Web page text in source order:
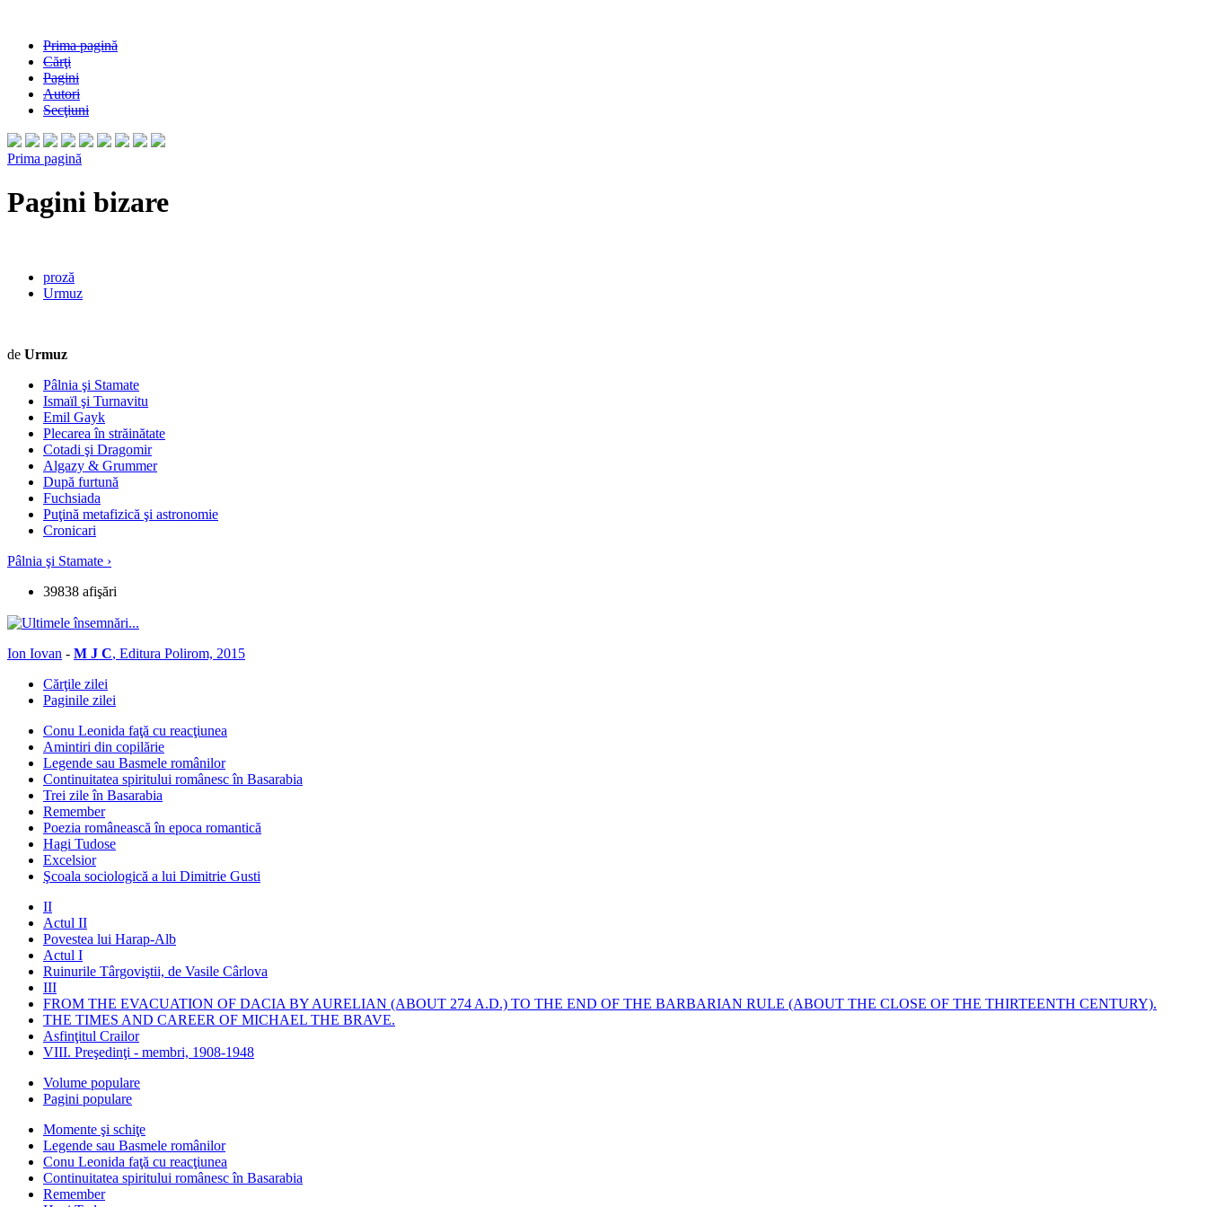
Prima pagină
Cărţi
Pagini
Autori
Secţiuni
Prima pagină
Pagini bizare
proză
Urmuz
de Urmuz
Pâlnia şi Stamate
Ismaïl şi Turnavitu
Emil Gayk
Plecarea în străinătate
Cotadi şi Dragomir
Algazy & Grummer
După furtună
Fuchsiada
Puţină metafizică şi astronomie
Cronicari
Pâlnia şi Stamate ›
39838 afişări
Ion Iovan - M J C, Editura Polirom, 2015
Cărţile zilei
Paginile zilei
Conu Leonida faţă cu reacţiunea
Amintiri din copilărie
Legende sau Basmele românilor
Continuitatea spiritului românesc în Basarabia
Trei zile în Basarabia
Remember
Poezia românească în epoca romantică
Hagi Tudose
Excelsior
Şcoala sociologică a lui Dimitrie Gusti
II
Actul II
Povestea lui Harap-Alb
Actul I
Ruinurile Târgoviştii, de Vasile Cârlova
III
FROM THE EVACUATION OF DACIA BY AURELIAN (ABOUT 274 A.D.) TO THE END OF THE BARBARIAN RULE (ABOUT THE CLOSE OF THE THIRTEENTH CENTURY).
THE TIMES AND CAREER OF MICHAEL THE BRAVE.
Asfinţitul Crailor
VIII. Preşedinţi - membri, 1908-1948
Volume populare
Pagini populare
Momente şi schiţe
Legende sau Basmele românilor
Conu Leonida faţă cu reacţiunea
Continuitatea spiritului românesc în Basarabia
Remember